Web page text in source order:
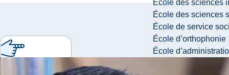
École des sciences
École des sciences
École de service
École d’orthophonie
École